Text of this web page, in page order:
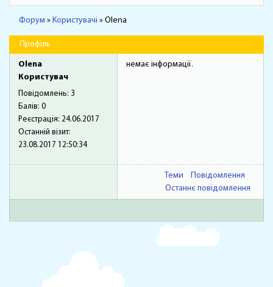
Форум » Користувачі » Olena
Профіль
Olena
Користувач
Повідомлень: 3
Балів: 0
Реєстрація: 24.06.2017
Останній візит:
23.08.2017 12:50:34
немає інформації.
Теми
Повідомлення
Останнє повідомлення